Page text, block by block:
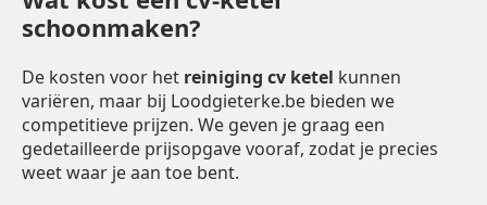
schoonmaken?
De kosten voor het reiniging cv ketel kunnen
variëren, maar bij Loodgieterke.be bieden we
competitieve prijzen. We geven je graag een
gedetailleerde prijsopgave vooraf, zodat je precies
weet waar je aan toe bent.